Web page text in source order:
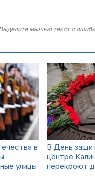
мышью текст с
в
улицы
В День
центре
перекроют